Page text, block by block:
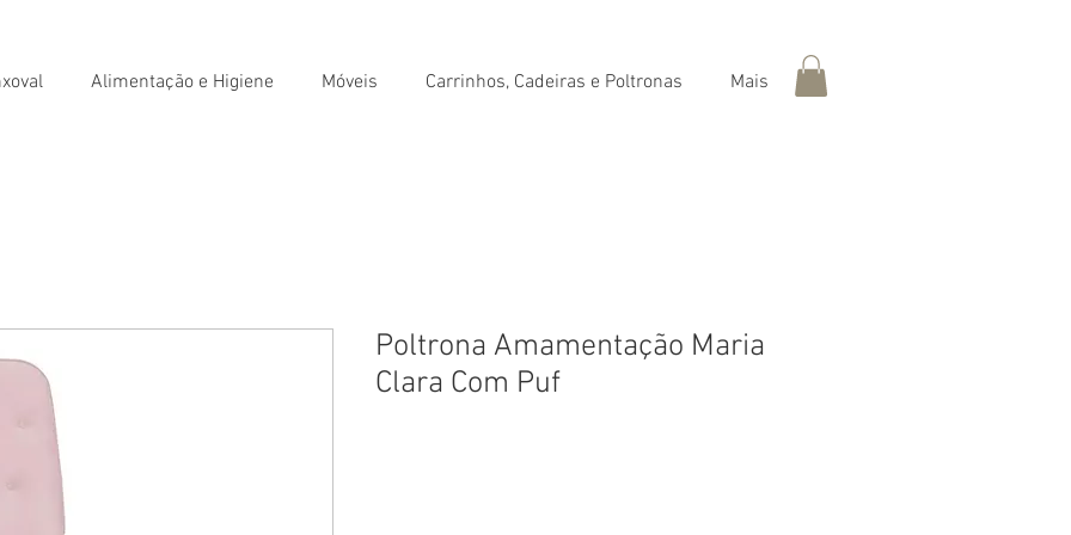
Alimentação e Higiene Móveis Carrinhos, Cadeiras e Poltronas Mais
Poltrona Amamentação Maria
Clara Com Puf